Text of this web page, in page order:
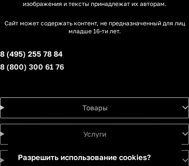
изображения и тексты принадлежат их авторам.
Сайт может содержать контент, не предназначенный для лиц
младше 16-ти лет.
8 (495) 255 78 84
8 (800) 300 61 76
Товары
Услуги
Идеи
Разрешить использование cookies?